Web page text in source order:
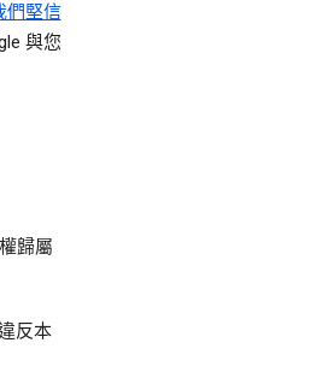
們堅信
與您
歸屬
反本